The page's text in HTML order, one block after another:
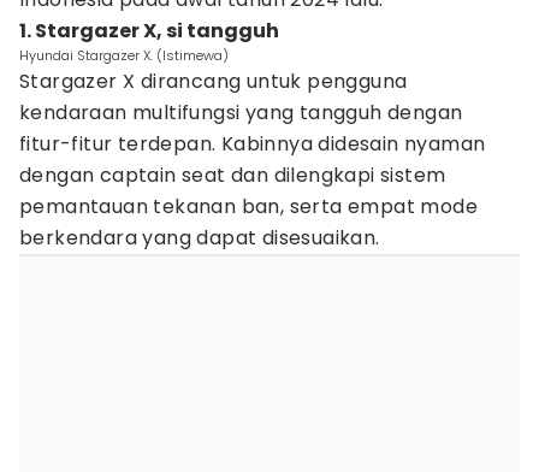
1. Stargazer X, si tangguh
Hyundai Stargazer X. (Istimewa)
Stargazer X dirancang untuk pengguna
kendaraan multifungsi yang tangguh dengan
fitur-fitur terdepan. Kabinnya didesain nyaman
dengan captain seat dan dilengkapi sistem
pemantauan tekanan ban, serta empat mode
berkendara yang dapat disesuaikan.